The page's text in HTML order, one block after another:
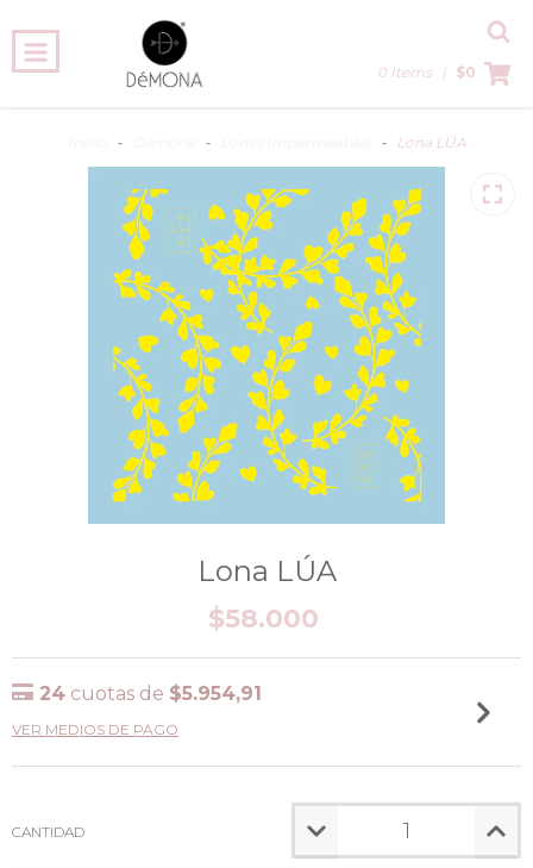
0 Items | $0
- - - Lona LÚA
Lona LÚA
$58.000
24 cuotas de $5.954,91
VER MEDIOS DE PAGO
CANTIDAD